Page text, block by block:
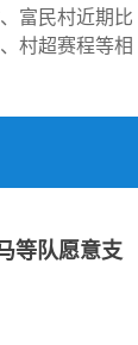
富民村近期比
村超赛程等相
等队愿意支